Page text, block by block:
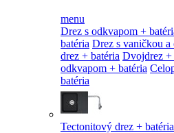
menu
Drez s odkvapom +
batéria Drez s vaničkou a
drez + batéria Dvojdrez +
odkvapom + batéria
batéria
Tectonitový drez + batéria